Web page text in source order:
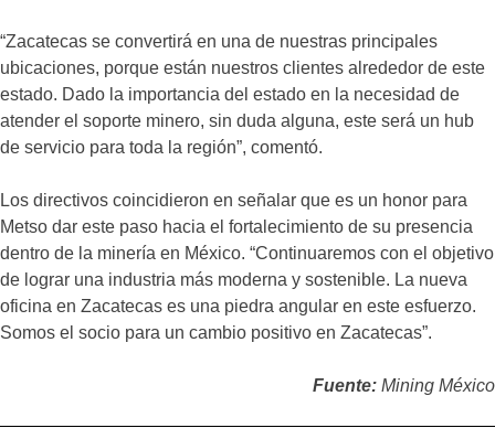
“Zacatecas se convertirá en una de nuestras principales
ubicaciones, porque están nuestros clientes alrededor de este
estado. Dado la importancia del estado en la necesidad de
atender el soporte minero, sin duda alguna, este será un hub
de servicio para toda la región”, comentó.
Los directivos coincidieron en señalar que es un honor para
Metso dar este paso hacia el fortalecimiento de su presencia
dentro de la minería en México. “Continuaremos con el objetivo
de lograr una industria más moderna y sostenible. La nueva
oficina en Zacatecas es una piedra angular en este esfuerzo.
Somos el socio para un cambio positivo en Zacatecas”.
Fuente: Mining México